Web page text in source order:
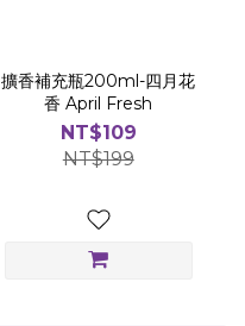
擴香補充瓶200ml-四月花
香 April Fresh
NT$109
NT$199